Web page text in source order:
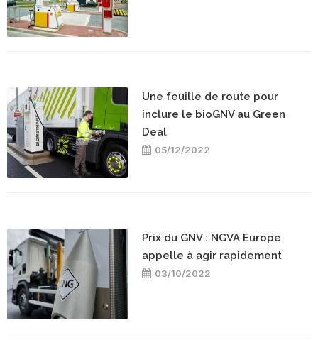
Une feuille de route pour
inclure le bioGNV au Green
Deal
05/12/2022
Prix du GNV : NGVA Europe
appelle à agir rapidement
03/10/2022